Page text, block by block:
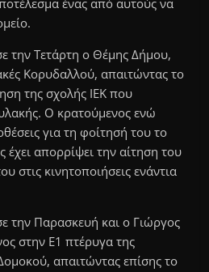
ένας από αυτούς να
την Τετάρτη ο Θέμης Δήμου,
Κορυδαλλού, απαιτώντας το
της σχολής ΙΕΚ που
Ο κρατούμενος ενώ
για τη φοίτησή του το
απορρίψει την αίτηση του
στις κινητοποιήσεις ενάντια
την Παρασκευή και ο Γιώργος
στην Ε1 πτέρυγα της
απαιτώντας επίσης το